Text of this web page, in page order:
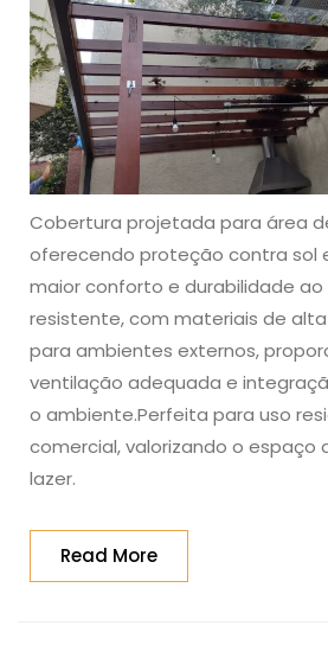
Cobertura projetada para área
oferecendo proteção contra sol
maior conforto e durabilidade ao
resistente, com materiais de
para ambientes externos,
ventilação adequada e
o ambiente.Perfeita para uso
comercial, valorizando o espaço
lazer.
Read MoreRead
More